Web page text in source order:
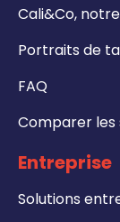
Cali&Co,
Portraits de
FAQ
Comparer
Entreprise
Solutions